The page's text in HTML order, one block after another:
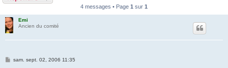
4 messages • Page 1 sur 1
Emi
Ancien du comité
Msam. sept. 02, 2006 11:35